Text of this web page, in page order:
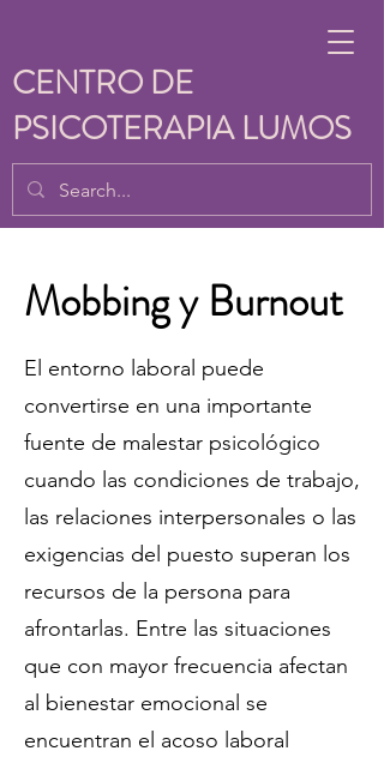
CENTRO DE
PSICOTERAPIA LUMOS
Mobbing y Burnout
El entorno laboral puede
convertirse en una importante
fuente de malestar psicológico
cuando las condiciones de trabajo,
las relaciones interpersonales o las
exigencias del puesto superan los
recursos de la persona para
afrontarlas. Entre las situaciones
que con mayor frecuencia afectan
al bienestar emocional se
encuentran el acoso laboral